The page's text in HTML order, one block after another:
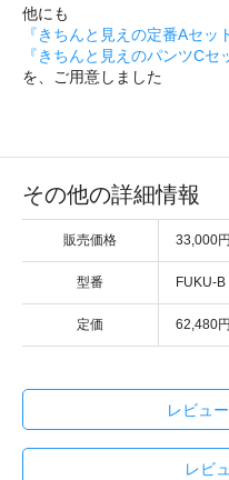
他にも
『きちんと見えの定番Aセッ
『きちんと見えのパンツCセ
を、ご用意しました
その他の詳細情報
販売価格 33,000
型番 FUKU-B
定価 62,480
レビュ
レビ